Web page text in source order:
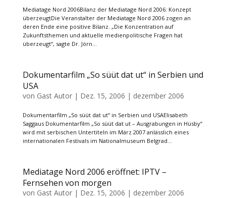
Mediatage Nord 2006Bilanz der Mediatage Nord 2006: Konzept
überzeugtDie Veranstalter der Mediatage Nord 2006 zogen an
deren Ende eine positive Bilanz. „Die Konzentration auf
Zukunftsthemen und aktuelle medienpolitische Fragen hat
überzeugt“, sagte Dr. Jörn...
Dokumentarfilm „So süüt dat ut“ in Serbien und
USA
von Gast Autor| Dez. 15, 2006 | dezember 2006
Dokumentarfilm „So süüt dat ut“ in Serbien und USAElisabeth
Saggaus Dokumentarfilm „So süüt dat ut – Ausgrabungen in Hüsby“
wird mit serbischen Untertiteln im März 2007 anlässlich eines
internationalen Festivals im Nationalmuseum Belgrad...
Mediatage Nord 2006 eröffnet: IPTV –
Fernsehen von morgen
von Gast Autor| Dez. 15, 2006 | dezember 2006